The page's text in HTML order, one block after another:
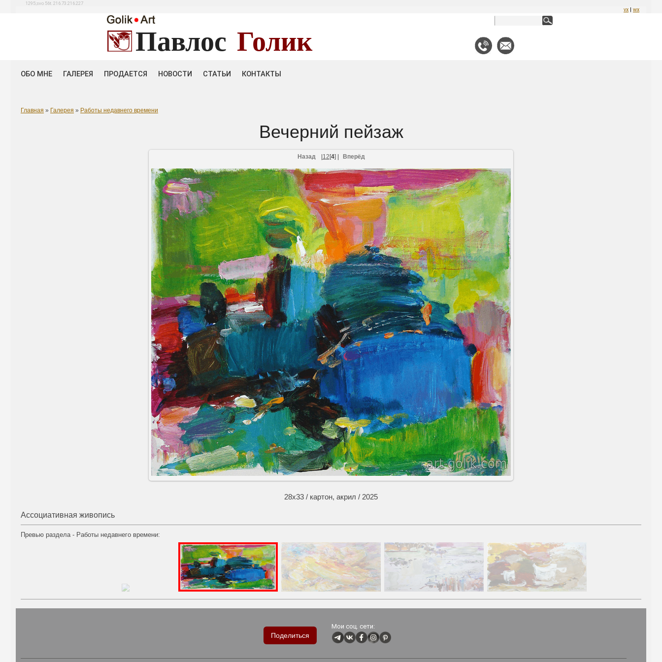
1295;svo 56t. 216.73.216.227
vx | wx
Павлос Голик
ОБО МНЕ ГАЛЕРЕЯ ПРОДАЕТСЯ НОВОСТИ СТАТЬИ КОНТАКТЫ
Главная » Галерея » Работы недавнего времени
Вечерний пейзаж
Назад 12 [4] Вперёд
28х33 / картон, акрил / 2025
Ассоциативная живопись
Превью раздела - Работы недавнего времени:
Поделиться
Мои соц. сети: